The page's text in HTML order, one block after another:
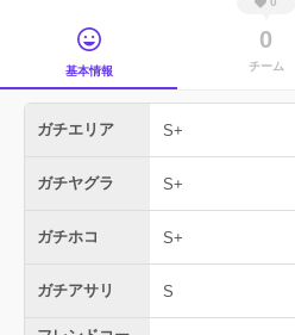
基本情報
0
チーム
ガチエリア S+
ガチヤグラ S+
ガチホコ S+
ガチアサリ S